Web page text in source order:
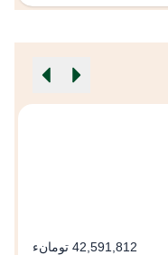
42,591,812 تومانء